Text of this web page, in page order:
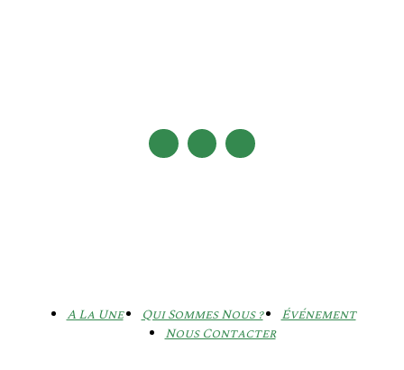
A La Une Qui Sommes Nous ?
Événement
Nous Contacter